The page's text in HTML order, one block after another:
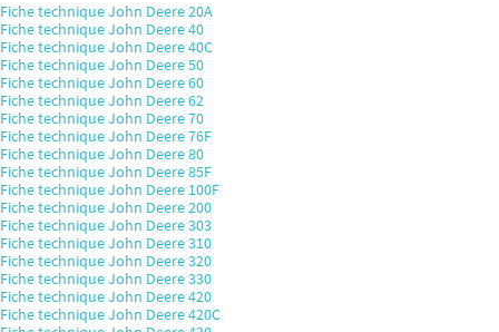
Fiche technique John Deere 20A
Fiche technique John Deere 40
Fiche technique John Deere 40C
Fiche technique John Deere 50
Fiche technique John Deere 60
Fiche technique John Deere 62
Fiche technique John Deere 70
Fiche technique John Deere 76F
Fiche technique John Deere 80
Fiche technique John Deere 85F
Fiche technique John Deere 100F
Fiche technique John Deere 200
Fiche technique John Deere 303
Fiche technique John Deere 310
Fiche technique John Deere 320
Fiche technique John Deere 330
Fiche technique John Deere 420
Fiche technique John Deere 420C